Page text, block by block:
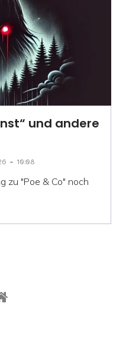
und andere
- 10:08
zu "Poe & Co" noch